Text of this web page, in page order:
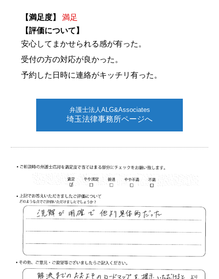
【満足度】
満足
【評価について】
安心してまかせられる感が有った。
受付の方の対応が良かった。
予約した日時に連絡がキッチリ有った。
弁護士法人ALG&Associates
埼玉法律事務所ページへ